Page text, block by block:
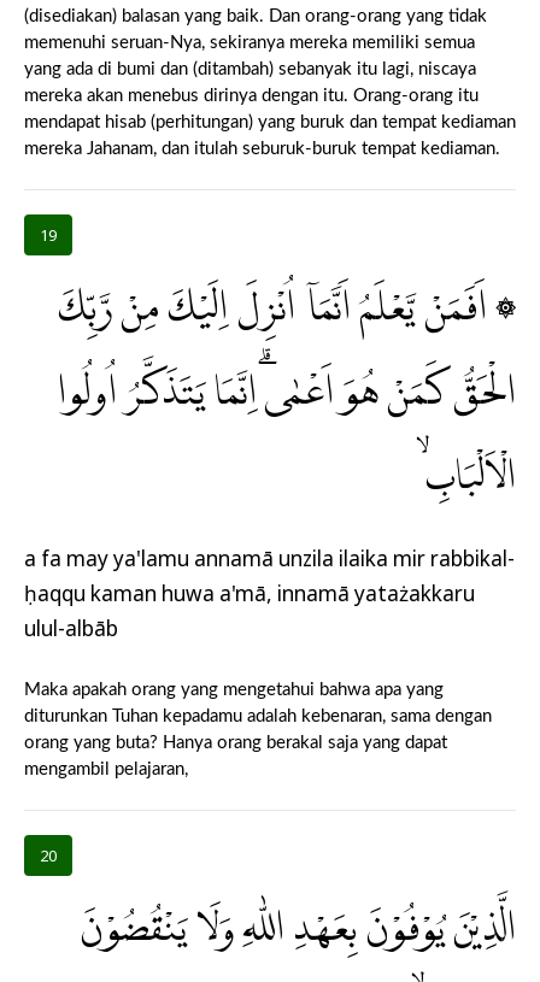
(disediakan) balasan yang baik. Dan orang-orang yang tidak
memenuhi seruan-Nya, sekiranya mereka memiliki semua
yang ada di bumi dan (ditambah) sebanyak itu lagi, niscaya
mereka akan menebus dirinya dengan itu. Orang-orang itu
mendapat hisab (perhitungan) yang buruk dan tempat kediaman
mereka Jahanam, dan itulah seburuk-buruk tempat kediaman.
19
۞ اَفَمَنْ يَّعْلَمُ اَنَّمَآ اُنْزِلَ اِلَيْكَ مِنْ رَّبِّكَ
الْحَقُّ كَمَنْ هُوَ اَعْمٰىۗ اِنَّمَا يَتَذَكَّرُ اُولُوا
الْاَلْبَابِۙ
a fa may ya'lamu annamā unzila ilaika mir rabbikal-
ḥaqqu kaman huwa a'mā, innamā yatażakkaru
ulul-albāb
Maka apakah orang yang mengetahui bahwa apa yang
diturunkan Tuhan kepadamu adalah kebenaran, sama dengan
orang yang buta? Hanya orang berakal saja yang dapat
mengambil pelajaran,
20
الَّذِيْنَ يُوْفُوْنَ بِعَهْدِ اللّٰهِ وَلَا يَنْقُضُوْنَ